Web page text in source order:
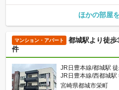
ほかの部屋
マンション・アパート
都城駅より徒
件
JR日豊本線/都城駅
JR日豊本線/西都城駅
宮崎県都城市栄町